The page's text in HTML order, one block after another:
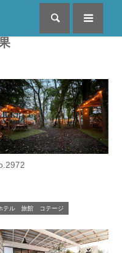
検索
テル 旅館 コテージ